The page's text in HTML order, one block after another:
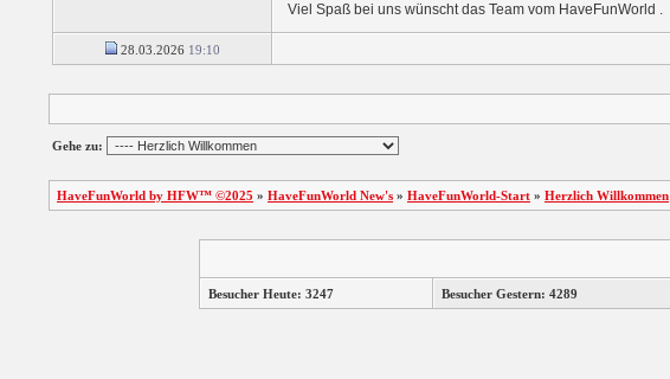
Viel Spaß bei uns wünscht das Team vom HaveFunWorld .
28.03.2026 19:10
Gehe zu:
HaveFunWorld by HFW™ ©2025 » HaveFunWorld New's » HaveFunWorld-Start » Herzlich Willkommen
Besucher Heute: 3247 Besucher Gestern: 4289